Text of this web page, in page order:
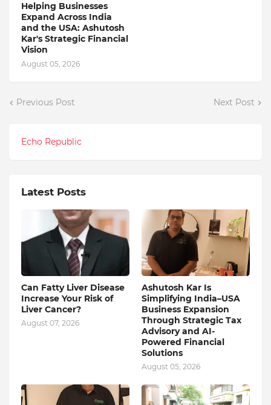
Helping Businesses
Expand Across India
and the USA: Ashutosh
Kar's Strategic Financial
Vision
August 05, 2026
Previous Post Next Post
Echo Republic
Latest Posts
Can Fatty Liver Disease
Increase Your Risk of
Liver Cancer?
August 07, 2026
Ashutosh Kar Is
Simplifying India–USA
Business Expansion
Through Strategic Tax
Advisory and AI-
Powered Financial
Solutions
August 05, 2026